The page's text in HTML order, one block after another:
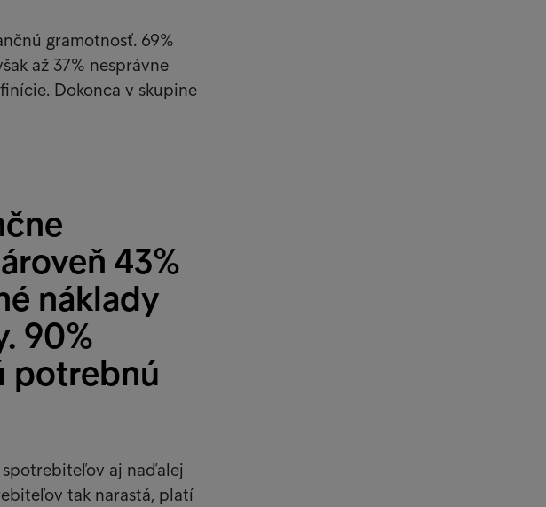
gramotnosť. 69%
až 37% nesprávne
Dokonca v skupine
43%
náklady
90%
potrebnú
aj naďalej
tak narastá, platí